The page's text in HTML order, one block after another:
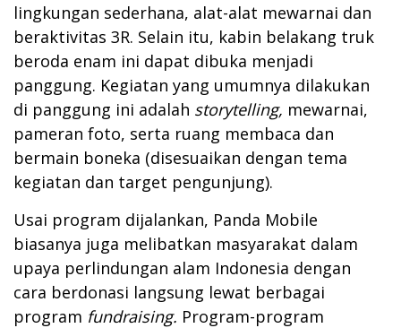
lingkungan sederhana, alat-alat mewarnai dan
beraktivitas 3R. Selain itu, kabin belakang truk
beroda enam ini dapat dibuka menjadi
panggung. Kegiatan yang umumnya dilakukan
di panggung ini adalah storytelling, mewarnai,
pameran foto, serta ruang membaca dan
bermain boneka (disesuaikan dengan tema
kegiatan dan target pengunjung).
Usai program dijalankan, Panda Mobile
biasanya juga melibatkan masyarakat dalam
upaya perlindungan alam Indonesia dengan
cara berdonasi langsung lewat berbagai
program fundraising. Program-program